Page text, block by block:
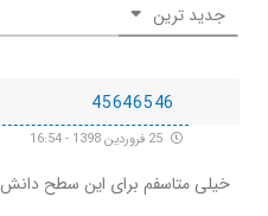
جدید ترین
45646546
خیلی متاسفم برای این سطح دانش